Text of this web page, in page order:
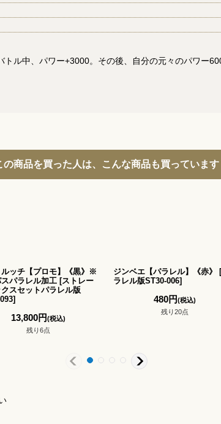
トル中、パワー+3000。その後、自分の元々のパワー
の商品を買った人は、こんな商品も買っています
ルッチ【プロモ】《黒》※
スパラレル加工 [ストレー
スセットパラレル版
]
13,800円(税込)
残り6点
ジンベエ【パラレル】《赤》 [
ラレル版ST30-006]
480円(税込)
残り20点